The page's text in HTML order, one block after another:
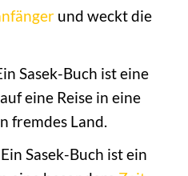
und weckt die
Sasek-Buch ist eine
eine Reise in eine
fremdes Land.
Ein Sasek-Buch ist ein